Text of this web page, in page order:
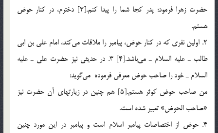
حضرت زهرا فرمود: پدر كجا شما را پيدا كنم.[3] دخترم، در كنار حوض
هستم.
2. اولين نفري كه در كنار حوض، پيامبر را ملاقات مي‌كند، امام علي بن ابي
طالب ـ عليه السلام ـ مي‌باشد.[4] 3. در حديثي نيز حضرت علي ـ عليه
السلام ـ خود را صاحب حوض معرفي فرموده مي‌گويد:
من صاحب حوض كوثر هستم.[5] هم چنين در زيارتهاي آن حضرت نيز
«صاحب الحوض» تعبير شده است.
4. حوض از اختصاصات پيامبر اسلام است و پيامبر در اين مورد چنين